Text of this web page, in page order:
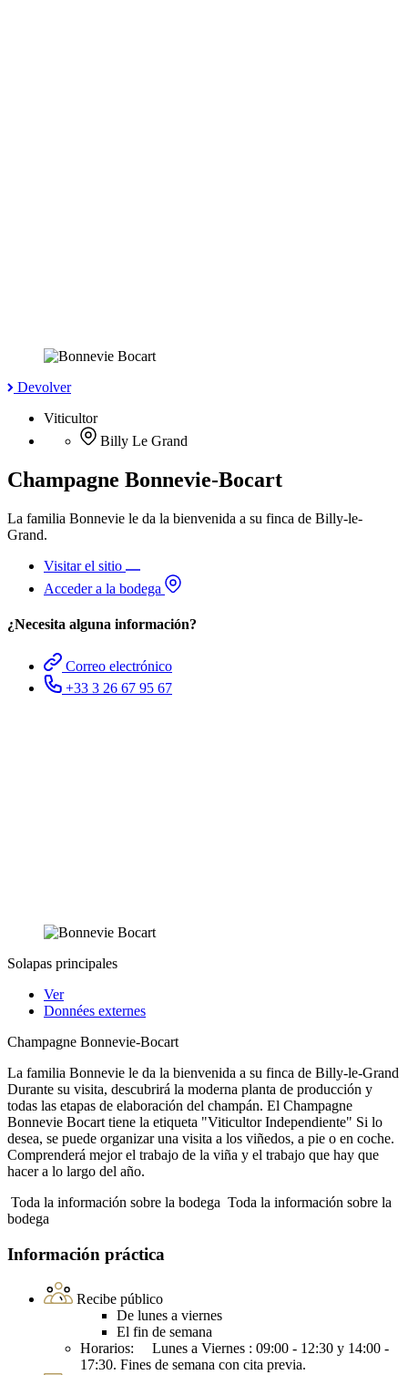
Devolver
Viticultor
Billy Le Grand
Champagne Bonnevie-Bocart
La familia Bonnevie le da la bienvenida a su finca de Billy-le-
Grand.
Visitar el sitio
Acceder a la bodega
¿Necesita alguna información?
Correo electrónico
+33 3 26 67 95 67
Solapas principales
Ver
Données externes
Champagne Bonnevie-Bocart
La familia Bonnevie le da la bienvenida a su finca de Billy-le-Grand
Durante su visita, descubrirá la moderna planta de producción y
todas las etapas de elaboración del champán. El Champagne
Bonnevie Bocart tiene la etiqueta "Viticultor Independiente" Si lo
desea, se puede organizar una visita a los viñedos, a pie o en coche.
Comprenderá mejor el trabajo de la viña y el trabajo que hay que
hacer a lo largo del año.
Toda la información sobre la bodega Toda la información sobre la
bodega
Información práctica
Recibe público
De lunes a viernes
El fin de semana
Horarios: Lunes a Viernes : 09:00 - 12:30 y 14:00 -
17:30. Fines de semana con cita previa.